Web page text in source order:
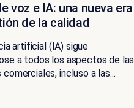
voz e IA: una nueva era
de la calidad
artificial (IA) sigue
a todos los aspectos de las
incluso a las...